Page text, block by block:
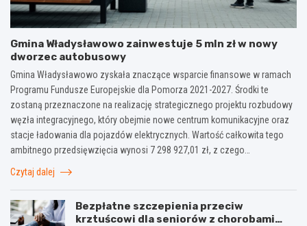
Gmina Władysławowo zainwestuje 5 mln zł w nowy
dworzec autobusowy
Gmina Władysławowo zyskała znaczące wsparcie finansowe w ramach
Programu Fundusze Europejskie dla Pomorza 2021-2027. Środki te
zostaną przeznaczone na realizację strategicznego projektu rozbudowy
węzła integracyjnego, który obejmie nowe centrum komunikacyjne oraz
stacje ładowania dla pojazdów elektrycznych. Wartość całkowita tego
ambitnego przedsięwzięcia wynosi 7 298 927,01 zł, z czego…
Czytaj dalej
Bezpłatne szczepienia przeciw
krztuścowi dla seniorów z chorobami